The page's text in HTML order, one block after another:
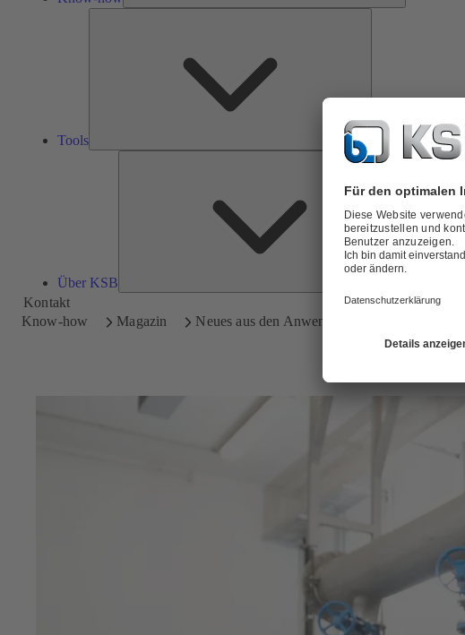
Tools
Über KSB
Über
Kontakt
Know-how
Magazin Neues aus den Anwendungen